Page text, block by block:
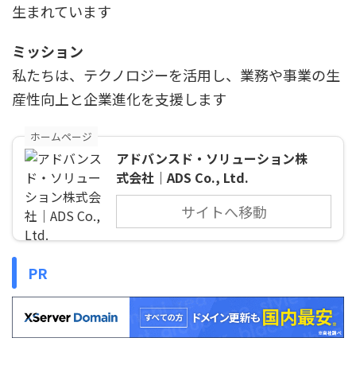
生まれています
ミッション
私たちは、テクノロジーを活用し、業務や事業の生
産性向上と企業進化を支援します
ホームページ
アドバンスド・ソリューション株
式会社｜ADS Co., Ltd.
サイトへ移動
PR